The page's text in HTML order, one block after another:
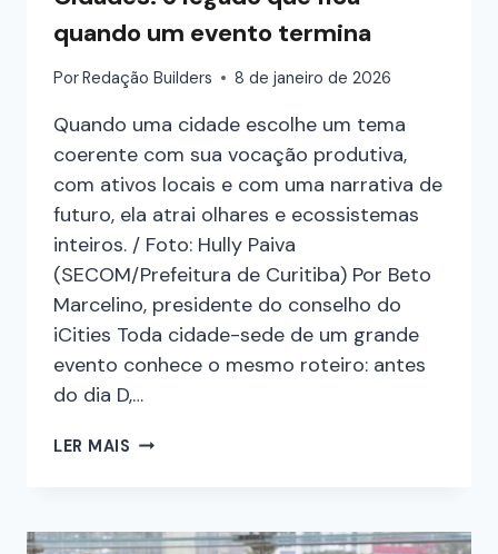
quando um evento termina
PorRedação Builders 8 de janeiro de 2026
Quando uma cidade escolhe um tema
coerente com sua vocação produtiva,
com ativos locais e com uma narrativa de
futuro, ela atrai olhares e ecossistemas
inteiros. / Foto: Hully Paiva
(SECOM/Prefeitura de Curitiba) Por Beto
Marcelino, presidente do conselho do
iCities Toda cidade-sede de um grande
evento conhece o mesmo roteiro: antes
do dia D,…
LER MAIS